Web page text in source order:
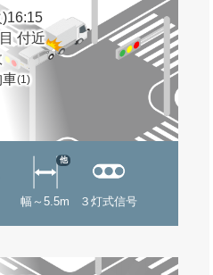
付近
(1)
幅～5.5m
他
３灯式信号